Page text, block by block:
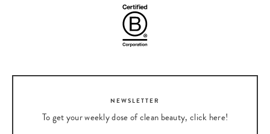
NEWSLETTER
To get your weekly dose of clean beauty, click here!